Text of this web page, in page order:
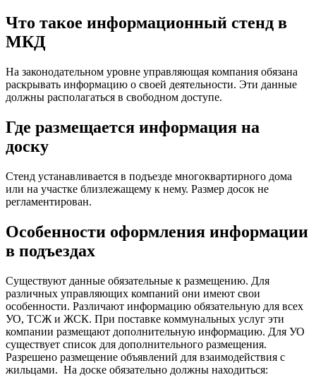
Что такое информационный стенд в
МКД
На законодательном уровне управляющая компания обязана
раскрывать информацию о своей деятельности. Эти данные
должны располагаться в свободном доступе.
Где размещается информация на
доску
Стенд устанавливается в подъезде многоквартирного дома
или на участке близлежащему к нему. Размер досок не
регламентирован.
Особенности оформления информации
в подъездах
Существуют данные обязательные к размещению. Для
различных управляющих компаний они имеют свои
особенности. Различают информацию обязательную для всех
УО, ТСЖ и ЖСК. При поставке коммунальных услуг эти
компании размещают дополнительную информацию. Для УО
существует список для дополнительного размещения.
Разрешено размещение объявлений для взаимодействия с
жильцами. На доске обязательно должны находиться: